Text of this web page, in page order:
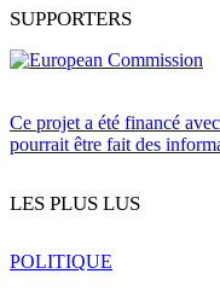
SUPPORTERS
Ce projet a été financé
pourrait être fait des
LES PLUS LUS
POLITIQUE